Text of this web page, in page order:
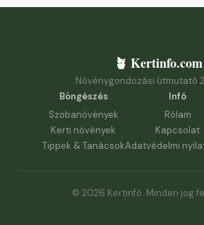
🪴 Kertinfo.com
Növénygondozási útmutató
Böngészés
Szobanövények
Kerti növények
Tippek & Tanácsok
Infó
Rólam
Kapcsolat
Adatvédelmi
© 2026 Kertinfó. Minden jog